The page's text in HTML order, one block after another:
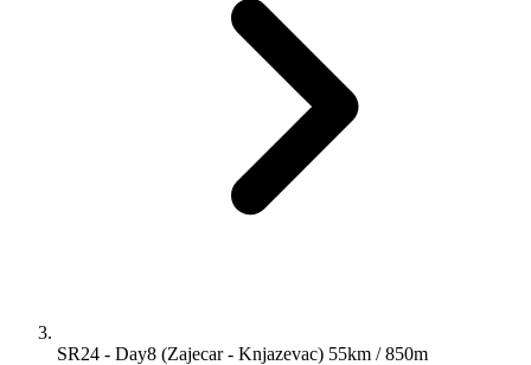
SR24 - Day8 (Zajecar - Knjazevac) 55km / 850m